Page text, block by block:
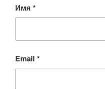
Имя *
Email *